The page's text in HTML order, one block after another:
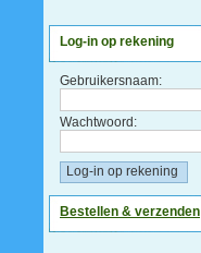
Log-in op rekening
Gebruikersnaam:
Wachtwoord:
Bestellen & verzenden